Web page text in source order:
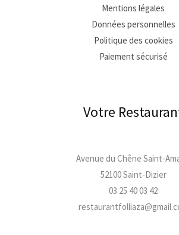
Mentions légales
Données personnelles
Politique des cookies
Paiement sécurisé
Votre
Avenue du Chêne Saint-
52100 Saint-Dizier
03 25 40 03 42